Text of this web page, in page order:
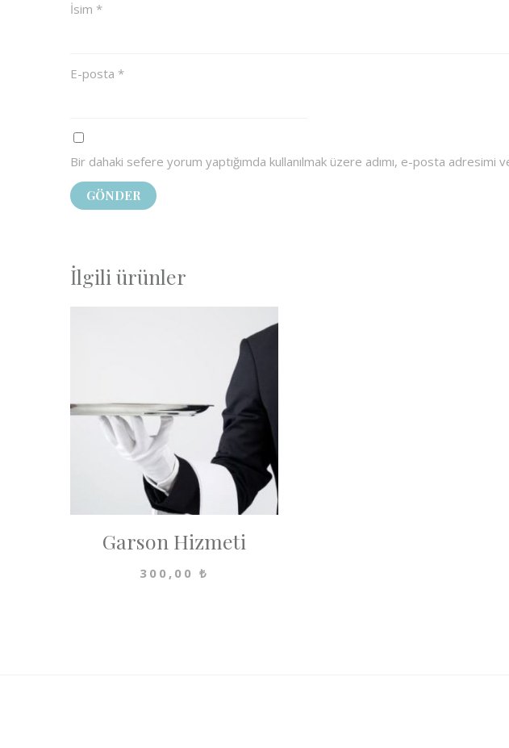
İsim *
E-posta *
Bir dahaki sefere yorum yaptığımda kullanılmak üzere adımı, e-posta adresimi
İlgili ürünler
Garson Hizmeti
300,00 ₺